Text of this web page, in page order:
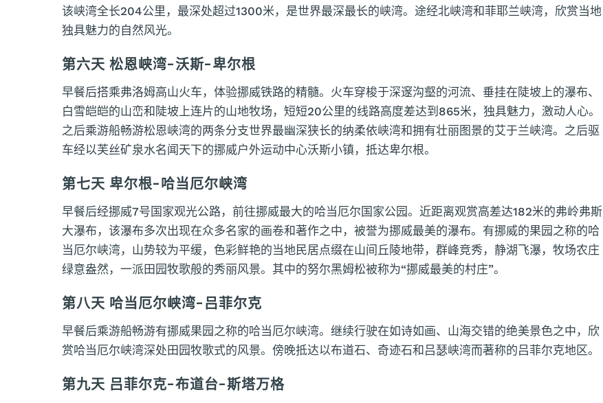
该峡湾全长204公里，最深处超过1300米，是世界最深最长的峡湾。途经北峡湾和菲耶兰峡湾，欣赏当地
独具魅力的自然风光。
第六天 松恩峡湾-沃斯-卑尔根
早餐后搭乘弗洛姆高山火车，体验挪威铁路的精髓。火车穿梭于深邃沟壑的河流、垂挂在陡坡上的瀑布、
白雪皑皑的山峦和陡坡上连片的山地牧场，短短20公里的线路高度差达到865米，独具魅力，激动人心。
之后乘游船畅游松恩峡湾的两条分支世界最幽深狭长的纳柔依峡湾和拥有壮丽图景的艾于兰峡湾。之后驱
车经以芙丝矿泉水名闻天下的挪威户外运动中心沃斯小镇，抵达卑尔根。
第七天 卑尔根-哈当厄尔峡湾
早餐后经挪威7号国家观光公路，前往挪威最大的哈当厄尔国家公园。近距离观赏高差达182米的弗岭弗斯
大瀑布，该瀑布多次出现在众多名家的画卷和著作之中，被誉为挪威最美的瀑布。有挪威的果园之称的哈
当厄尔峡湾，山势较为平缓，色彩鲜艳的当地民居点缀在山间丘陵地带，群峰竞秀，静湖飞瀑，牧场农庄
绿意盎然，一派田园牧歌般的秀丽风景。其中的努尔黑姆松被称为“挪威最美的村庄”。
第八天 哈当厄尔峡湾-吕菲尔克
早餐后乘游船畅游有挪威果园之称的哈当厄尔峡湾。继续行驶在如诗如画、山海交错的绝美景色之中，欣
赏哈当厄尔峡湾深处田园牧歌式的风景。傍晚抵达以布道石、奇迹石和吕瑟峡湾而著称的吕菲尔克地区。
第九天 吕菲尔克-布道台-斯塔万格